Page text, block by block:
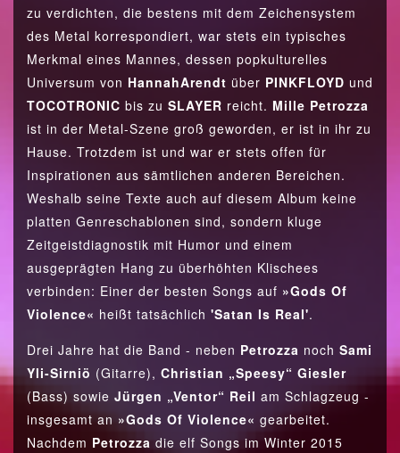
zu verdichten, die bestens mit dem Zeichensystem
des Metal korrespondiert, war stets ein typisches
Merkmal eines Mannes, dessen popkulturelles
Universum von HannahArendt über PINKFLOYD und
TOCOTRONIC bis zu SLAYER reicht. Mille Petrozza
ist in der Metal-Szene groß geworden, er ist in ihr zu
Hause. Trotzdem ist und war er stets offen für
Inspirationen aus sämtlichen anderen Bereichen.
Weshalb seine Texte auch auf diesem Album keine
platten Genreschablonen sind, sondern kluge
Zeitgeistdiagnostik mit Humor und einem
ausgeprägten Hang zu überhöhten Klischees
verbinden: Einer der besten Songs auf »Gods Of
Violence« heißt tatsächlich 'Satan Is Real'.
Drei Jahre hat die Band - neben Petrozza noch Sami
Yli-Sirniö (Gitarre), Christian „Speesy“ Giesler
(Bass) sowie Jürgen „Ventor“ Reil am Schlagzeug -
insgesamt an »Gods Of Violence« gearbeitet.
Nachdem Petrozza die elf Songs im Winter 2015